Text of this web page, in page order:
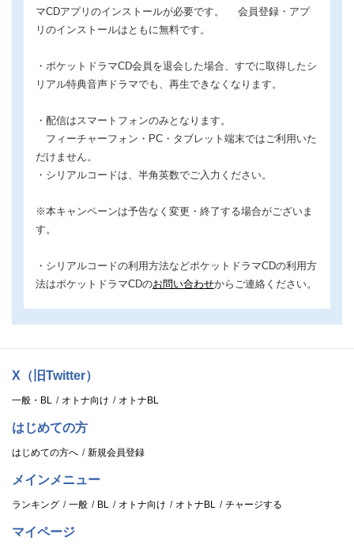
マCDアプリのインストールが必要です。 会員登録・アプ
リのインストールはともに無料です。
・ポケットドラマCD会員を退会した場合、すでに取得したシ
リアル特典音声ドラマでも、再生できなくなります。
・配信はスマートフォンのみとなります。
フィーチャーフォン・PC・タブレット端末ではご利用いた
だけません。
・シリアルコードは、半角英数でご入力ください。
※本キャンペーンは予告なく変更・終了する場合がございま
す。
・シリアルコードの利用方法などポケットドラマCDの利用方
法はポケットドラマCDのお問い合わせからご連絡ください。
X（旧Twitter）
一般・BL オトナ向け オトナBL
はじめての方
はじめての方へ 新規会員登録
メインメニュー
ランキング 一般 BL オトナ向け オトナBL チャージする
マイページ